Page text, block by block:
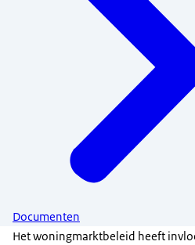
Documenten
Het woningmarktbeleid heeft